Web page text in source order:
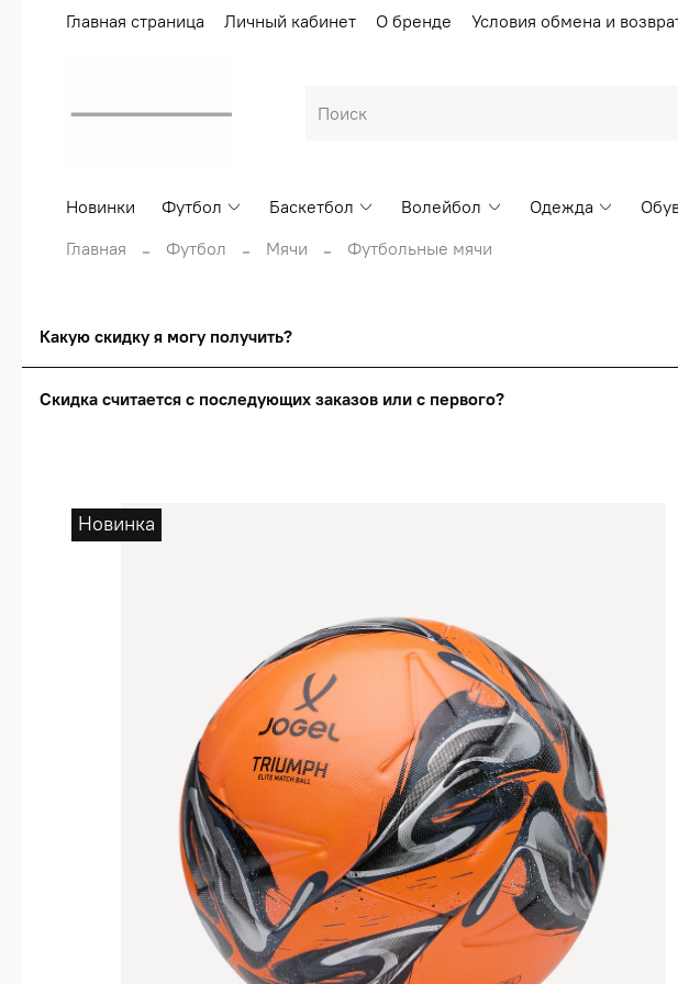
Главная страница Личный кабинет О бренде Условия обмена и
Новинки Футбол Баскетбол Волейбол Одежда
Главная
Футбол Мячи Футбольные мячи
Какую скидку я могу получить?
сумма всех
- сумма
- сумма
Опт 1(38%) - сумма
Скидка считается с последующих заказов или с первого?
Новинка